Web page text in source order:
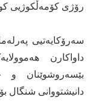
رۆژی کۆمەڵکوژیی
سەرۆکایەتیی
داواکارن
بێسەروشوێنان و
دانیشتووانی شنگال